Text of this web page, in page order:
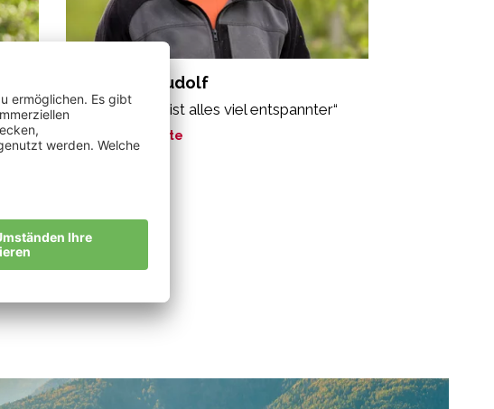
Bachmann Rudolf
„Im Bio-Anbau ist alles viel entspannter“
Meine Geschichte